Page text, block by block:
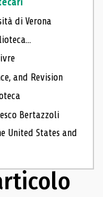
di Verona
and Revision
Bertazzoli
United States and